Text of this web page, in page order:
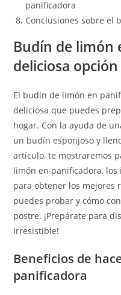
panificadora
Conclusiones sobre el
Budín de limón
deliciosa
El budín de limón en
deliciosa que puedes
hogar. Con la ayuda de
un budín esponjoso y
artículo, te mostraremos
limón en panificadora, los
para obtener los mejores
puedes probar y cómo
postre. ¡Prepárate para
irresistible!
Beneficios de
panificadora